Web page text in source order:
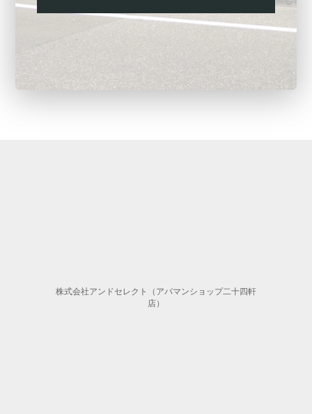
株式会社アンドセレクト（アパマンショップ二十四軒
店）